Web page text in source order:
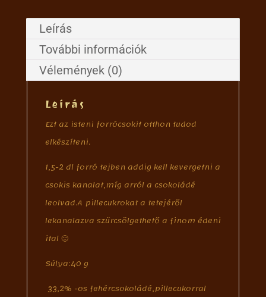
Leírás
További információk
Vélemények (0)
Leírás
Ezt az isteni forrócsokit otthon tudod
elkészíteni.
1,5-2 dl forró tejben addig kell kevergetni a
csokis kanalat,míg arról a csokoládé
leolvad.A pillecukrokat a tetejéről
lekanalazva szürcsölgethető a finom édeni
ital 🙂
Súlya:40 g
33,2% -os fehércsokoládé,pillecukorral